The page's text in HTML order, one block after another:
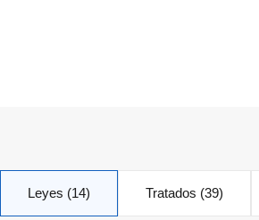
Leyes (14) Tratados (39)